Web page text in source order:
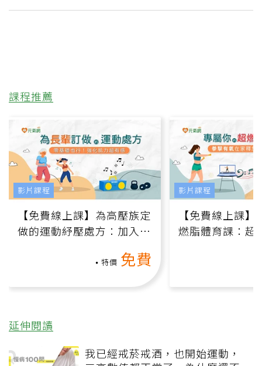
課程推薦
【免費線上課】為高壓族定
做的運動紓壓處方：加入行
特價 免費
影片課程
【免費線上課
燃脂體育課：超
影片課程
延伸閱讀
我已經戒菸戒酒，也開始運動，